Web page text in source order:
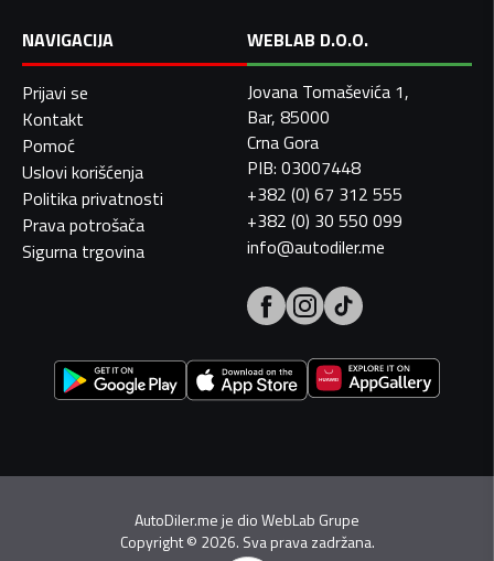
NAVIGACIJA
Prijavi se
Kontakt
Pomoć
Uslovi korišćenja
Politika privatnosti
Prava potrošača
Sigurna trgovina
WEBLAB D.O.O.
Jovana Tomaševića 1,
Bar, 85000
Crna Gora
PIB: 03007448
+382 (0) 67 312 555
+382 (0) 30 550 099
info@autodiler.me
AutoDiler.me je dioWebLab Grupe
Copyright© 2026. Sva prava zadržana.